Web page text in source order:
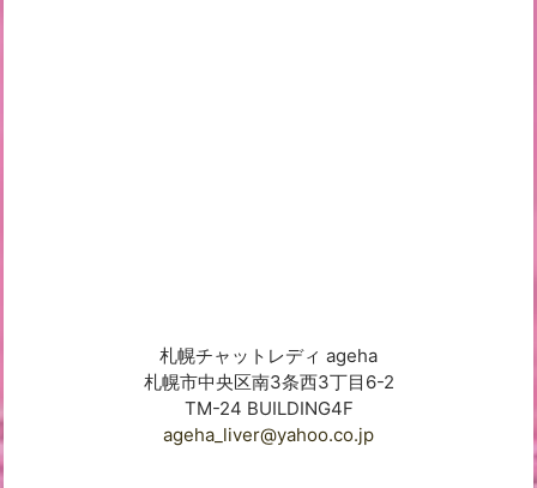
札幌チャットレディ ageha
札幌市中央区南3条西3丁目6-2
TM-24 BUILDING4F
ageha_liver@yahoo.co.jp